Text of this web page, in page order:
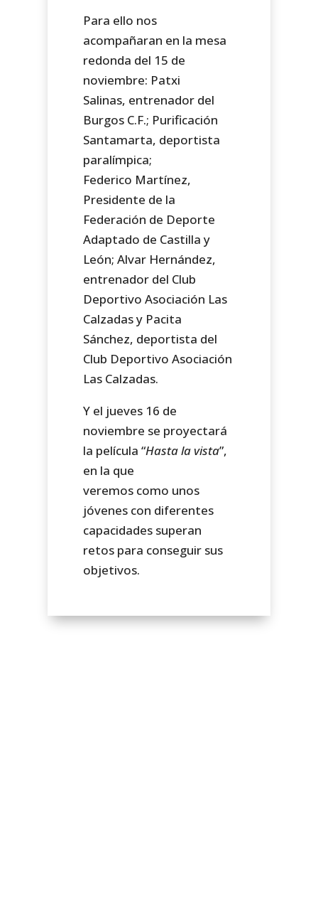
Para ello nos
acompañaran en la mesa
redonda del 15 de
noviembre: Patxi
Salinas, entrenador del
Burgos C.F.; Purificación
Santamarta, deportista
paralímpica;
Federico Martínez,
Presidente de la
Federación de Deporte
Adaptado de Castilla y
León; Alvar Hernández,
entrenador del Club
Deportivo Asociación Las
Calzadas y Pacita
Sánchez, deportista del
Club Deportivo Asociación
Las Calzadas.
Y el jueves 16 de
noviembre se proyectará
la película “Hasta la vista”,
en la que
veremos como unos
jóvenes con diferentes
capacidades superan
retos para conseguir sus
objetivos.